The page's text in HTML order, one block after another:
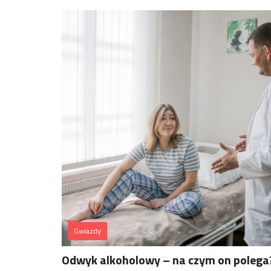
Gwiazdy
Odwyk alkoholowy – na czym on